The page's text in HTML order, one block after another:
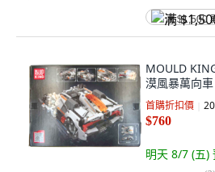
满 $1,500
MOULD
漠風暴萬向
首購折扣價 20
$760
明天 8/7 (五)